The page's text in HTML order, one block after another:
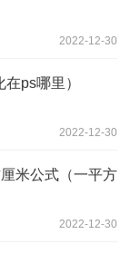
2022-12-30
ps哪里）
2022-12-30
米公式（一平方
2022-12-30